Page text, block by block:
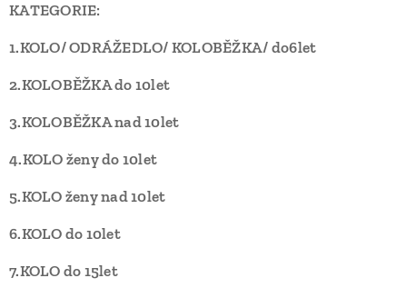
KATEGORIE:
1.KOLO/ ODRÁŽEDLO/ KOLOBĚŽKA/ do6let
2.KOLOBĚŽKA do 10let
3.KOLOBĚŽKA nad 10let
4.KOLO ženy do 10let
5.KOLO ženy nad 10let
6.KOLO do 10let
7.KOLO do 15let